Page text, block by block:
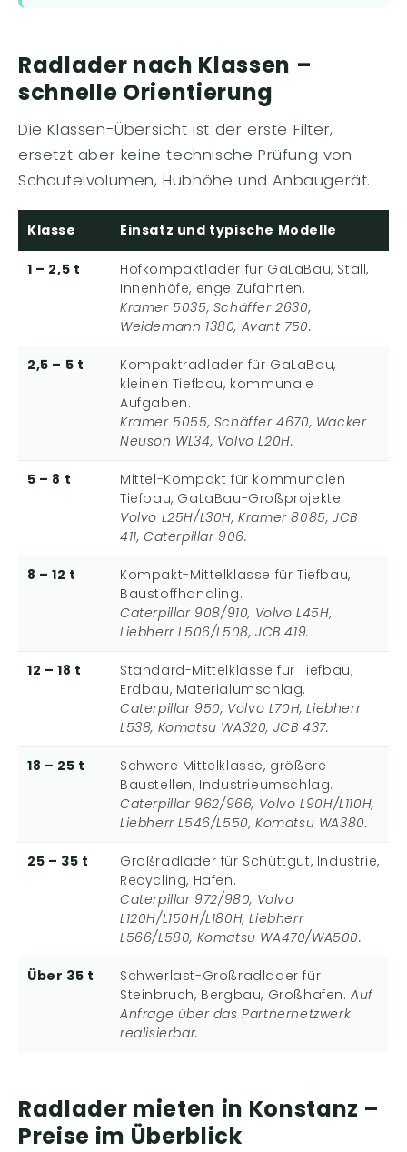
Radlader nach Klassen –
schnelle Orientierung
Die Klassen-Übersicht ist der erste Filter,
ersetzt aber keine technische Prüfung von
Schaufelvolumen, Hubhöhe und Anbaugerät.
Klasse Einsatz und typische Modelle
1 – 2,5 t
Hofkompaktlader für GaLaBau, Stall,
Innenhöfe, enge Zufahrten.
Kramer 5035, Schäffer 2630,
Weidemann 1380, Avant 750.
2,5 – 5 t
Kompaktradlader für GaLaBau,
kleinen Tiefbau, kommunale
Aufgaben.
Kramer 5055, Schäffer 4670, Wacker
Neuson WL34, Volvo L20H.
5 – 8 t
Mittel-Kompakt für kommunalen
Tiefbau, GaLaBau-Großprojekte.
Volvo L25H/L30H, Kramer 8085, JCB
411, Caterpillar 906.
8 – 12 t
Kompakt-Mittelklasse für Tiefbau,
Baustoffhandling.
Caterpillar 908/910, Volvo L45H,
Liebherr L506/L508, JCB 419.
12 – 18 t
Standard-Mittelklasse für Tiefbau,
Erdbau, Materialumschlag.
Caterpillar 950, Volvo L70H, Liebherr
L538, Komatsu WA320, JCB 437.
18 – 25 t
Schwere Mittelklasse, größere
Baustellen, Industrieumschlag.
Caterpillar 962/966, Volvo L90H/L110H,
Liebherr L546/L550, Komatsu WA380.
25 – 35 t
Großradlader für Schüttgut, Industrie,
Recycling, Hafen.
Caterpillar 972/980, Volvo
L120H/L150H/L180H, Liebherr
L566/L580, Komatsu WA470/WA500.
Über 35 t
Schwerlast-Großradlader für
Steinbruch, Bergbau, Großhafen.Auf
Anfrage über das Partnernetzwerk
realisierbar.
Radlader mieten in Konstanz –
Preise im Überblick